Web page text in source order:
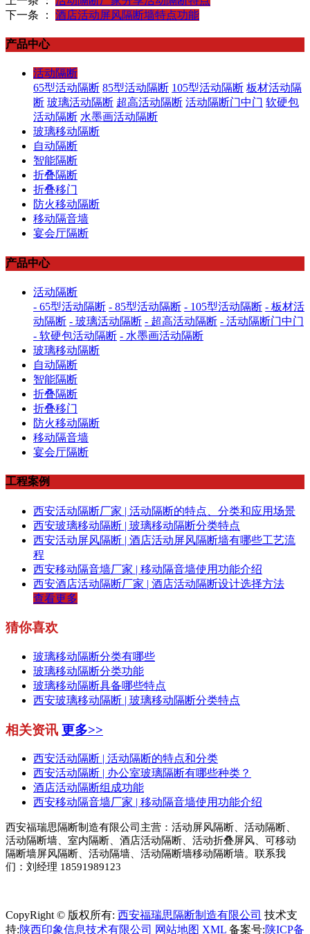
下一条 ：
酒店活动屏风隔断墙特点功能
产品中心
活动隔断
65型活动隔断 85型活动隔断 105型活动隔断 板材活动隔
断 玻璃活动隔断 超高活动隔断 活动隔断门中门 软硬包
活动隔断 水墨画活动隔断
玻璃移动隔断
自动隔断
智能隔断
折叠隔断
折叠移门
防火移动隔断
移动隔音墙
宴会厅隔断
产品中心
活动隔断
- 65型活动隔断 - 85型活动隔断 - 105型活动隔断 - 板材活
动隔断 - 玻璃活动隔断 - 超高活动隔断 - 活动隔断门中门
- 软硬包活动隔断 - 水墨画活动隔断
玻璃移动隔断
自动隔断
智能隔断
折叠隔断
折叠移门
防火移动隔断
移动隔音墙
宴会厅隔断
工程案例
西安活动隔断厂家 | 活动隔断的特点、分类和应用场景
西安玻璃移动隔断 | 玻璃移动隔断分类特点
西安活动屏风隔断 | 酒店活动屏风隔断墙有哪些工艺流
程
西安移动隔音墙厂家 | 移动隔音墙使用功能介绍
西安酒店活动隔断厂家 | 酒店活动隔断设计选择方法
查看更多
猜你喜欢
玻璃移动隔断分类有哪些
玻璃移动隔断分类功能
玻璃移动隔断具备哪些特点
西安玻璃移动隔断 | 玻璃移动隔断分类特点
相关资讯 更多>>
西安活动隔断 | 活动隔断的特点和分类
西安活动隔断 | 办公室玻璃隔断有哪些种类？
酒店活动隔断组成功能
西安移动隔音墙厂家 | 移动隔音墙使用功能介绍
西安福瑞思隔断制造有限公司主营：活动屏风隔断、活动隔断、
活动隔断墙、室内隔断、酒店活动隔断、活动折叠屏风、可移动
隔断墙屏风隔断、活动隔墙、活动隔断墙移动隔断墙。联系我
们：刘经理 18591989123
CopyRight © 版权所有: 西安福瑞思隔断制造有限公司 技术支
持:陕西印象信息技术有限公司 网站地图 XML 备案号:陕ICP备